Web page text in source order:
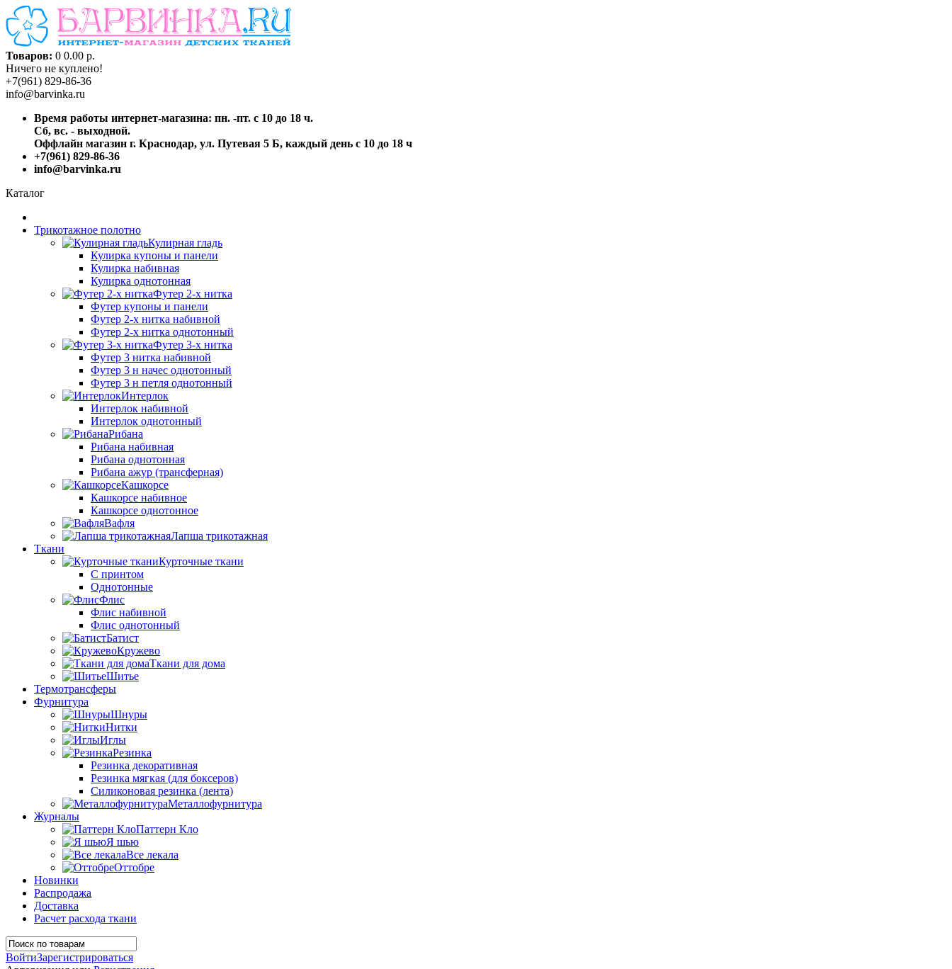
Товаров: 0 0.00 р.
Ничего не куплено!
+7(961) 829-86-36
info@barvinka.ru
Время работы интернет-магазина: пн. -пт. с 10 до 18 ч.
Сб, вс. - выходной.
Оффлайн магазин г. Краснодар, ул. Путевая 5 Б, каждый день с 10 до 18 ч
+7(961) 829-86-36
info@barvinka.ru
Каталог
Трикотажное полотно
Кулирная гладь
Кулирка купоны и панели
Кулирка набивная
Кулирка однотонная
Футер 2-х нитка
Футер купоны и панели
Футер 2-х нитка набивной
Футер 2-х нитка однотонный
Футер 3-х нитка
Футер 3 нитка набивной
Футер 3 н начес однотонный
Футер 3 н петля однотонный
Интерлок
Интерлок набивной
Интерлок однотонный
Рибана
Рибана набивная
Рибана однотонная
Рибана ажур (трансферная)
Кашкорсе
Кашкорсе набивное
Кашкорсе однотонное
Вафля
Лапша трикотажная
Ткани
Курточные ткани
С принтом
Однотонные
Флис
Флис набивной
Флис однотонный
Батист
Кружево
Ткани для дома
Шитье
Термотрансферы
Фурнитура
Шнуры
Нитки
Иглы
Резинка
Резинка декоративная
Резинка мягкая (для боксеров)
Силиконовая резинка (лента)
Металлофурнитура
Журналы
Паттерн Кло
Я шью
Все лекала
Оттобре
Новинки
Распродажа
Доставка
Расчет расхода ткани
ВойтиЗарегистрироваться